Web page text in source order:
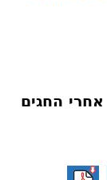
אחרי החגים